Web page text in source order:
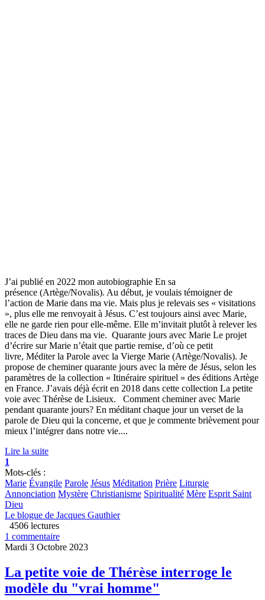
J’ai publié en 2022 mon autobiographie En sa
présence (Artège/Novalis). Au début, je voulais témoigner de
l’action de Marie dans ma vie. Mais plus je relevais ses « visitations
», plus elle me renvoyait à Jésus. C’est toujours ainsi avec Marie,
elle ne garde rien pour elle-même. Elle m’invitait plutôt à relever les
traces de Dieu dans ma vie. Quarante jours avec Marie Le projet
d’écrire sur Marie n’était que partie remise, d’où ce petit
livre, Méditer la Parole avec la Vierge Marie (Artège/Novalis). Je
propose de cheminer quarante jours avec la mère de Jésus, selon les
paramètres de la collection « Itinéraire spirituel » des éditions Artège
en France. J’avais déjà écrit en 2018 dans cette collection La petite
voie avec Thérèse de Lisieux. Comment cheminer avec Marie
pendant quarante jours? En méditant chaque jour un verset de la
parole de Dieu qui la concerne, et que je commente brièvement pour
mieux l’intégrer dans notre vie....
Lire la suite
1
Mots-clés :
Marie Évangile Parole Jésus Méditation Prière Liturgie
Annonciation Mystère Christianisme Spiritualité Mère Esprit Saint
Dieu
Le blogue de Jacques Gauthier
4506 lectures
1 commentaire
Mardi 3 Octobre 2023
La petite voie de Thérèse interroge le
modèle du "vrai homme"